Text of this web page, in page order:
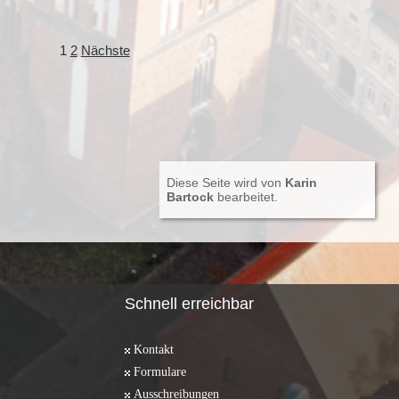
1 2 Nächste
Diese Seite wird von Karin
Bartock bearbeitet.
Schnell erreichbar
Kontakt
Formulare
Ausschreibungen